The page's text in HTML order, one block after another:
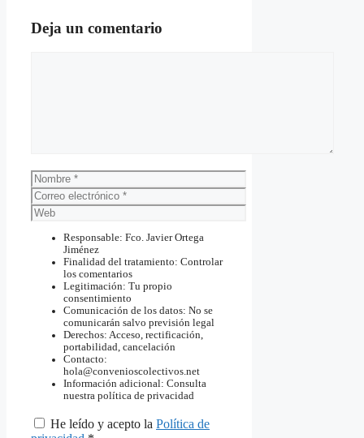
Deja un comentario
Nombre
Correo
electrónico
Web
Responsable: Fco. Javier Ortega
Jiménez
Finalidad del tratamiento: Controlar
los comentarios
Legitimación: Tu propio
consentimiento
Comunicación de los datos: No se
comunicarán salvo previsión legal
Derechos: Acceso, rectificación,
portabilidad, cancelación
Contacto:
hola@convenioscolectivos.net
Información adicional: Consulta
nuestra política de privacidad
He leído y acepto la Política de